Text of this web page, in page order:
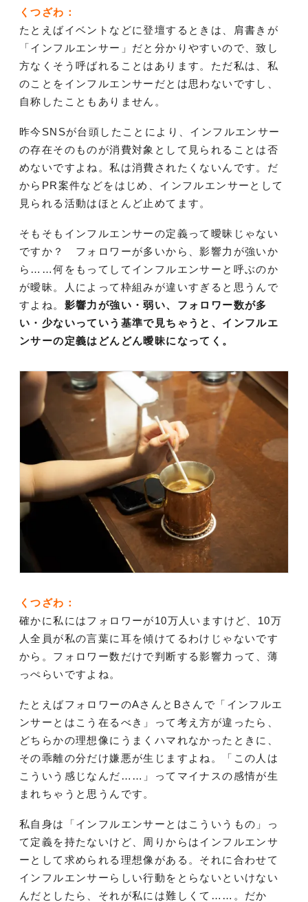
くつざわ：
たとえばイベントなどに登壇するときは、肩書きが
「インフルエンサー」だと分かりやすいので、致し
方なくそう呼ばれることはあります。ただ私は、私
のことをインフルエンサーだとは思わないですし、
自称したこともありません。
昨今SNSが台頭したことにより、インフルエンサー
の存在そのものが消費対象として見られることは否
めないですよね。私は消費されたくないんです。だ
からPR案件などをはじめ、インフルエンサーとして
見られる活動はほとんど止めてます。
そもそもインフルエンサーの定義って曖昧じゃない
ですか？ フォロワーが多いから、影響力が強いか
ら……何をもってしてインフルエンサーと呼ぶのか
が曖昧。人によって枠組みが違いすぎると思うんで
すよね。 影響力が強い・弱い、フォロワー数が多
い・少ないっていう基準で見ちゃうと、インフルエ
ンサーの定義はどんどん曖昧になってく。
くつざわ：
確かに私にはフォロワーが10万人いますけど、10万
人全員が私の言葉に耳を傾けてるわけじゃないです
から。フォロワー数だけで判断する影響力って、薄
っぺらいですよね。
たとえばフォロワーのAさんとBさんで「インフルエ
ンサーとはこう在るべき」って考え方が違ったら、
どちらかの理想像にうまくハマれなかったときに、
その乖離の分だけ嫌悪が生じますよね。「この人は
こういう感じなんだ……」ってマイナスの感情が生
まれちゃうと思うんです。
私自身は「インフルエンサーとはこういうもの」っ
て定義を持たないけど、周りからはインフルエンサ
ーとして求められる理想像がある。それに合わせて
インフルエンサーらしい行動をとらないといけない
んだとしたら、それが私には難しくて……。だか